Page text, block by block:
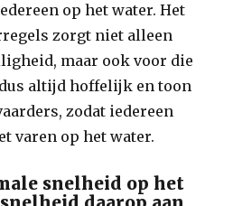
op het water. Het
zorgt niet alleen
maar ook voor die
dus altijd hoffelijk en toon
zodat iedereen
varen op het water.
snelheid op het